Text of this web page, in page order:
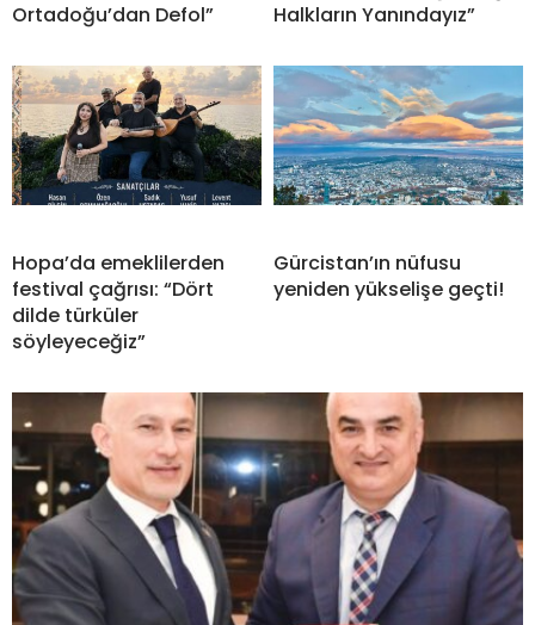
Ortadoğu’dan Defol”
Halkların Yanındayız”
Hopa’da emeklilerden
festival çağrısı: “Dört
dilde türküler
söyleyeceğiz”
Gürcistan’ın nüfusu
yeniden yükselişe geçti!